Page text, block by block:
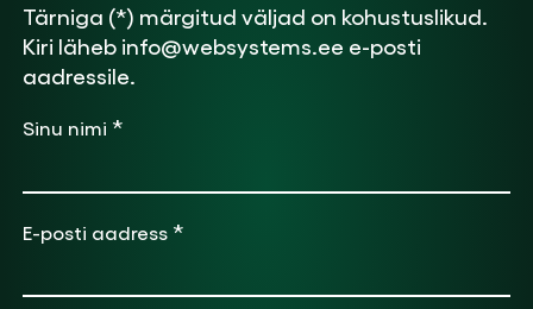
Tärniga (*) märgitud väljad on kohustuslikud.
Kiri läheb info@websystems.ee e-posti
aadressile.
Sinu nimi *
E-posti aadress *